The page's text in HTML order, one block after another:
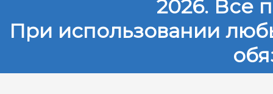
2026. Все
При использовании